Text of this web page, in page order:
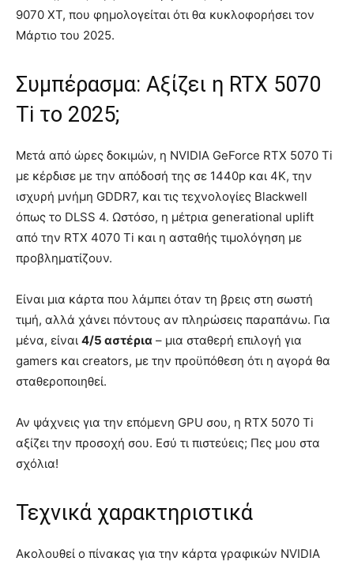
9070 XT, που φημολογείται ότι θα κυκλοφορήσει τον
Μάρτιο του 2025.
Συμπέρασμα: Αξίζει η RTX 5070
Ti το 2025;
Μετά από ώρες δοκιμών, η NVIDIA GeForce RTX 5070 Ti
με κέρδισε με την απόδοσή της σε 1440p και 4K, την
ισχυρή μνήμη GDDR7, και τις τεχνολογίες Blackwell
όπως το DLSS 4. Ωστόσο, η μέτρια generational uplift
από την RTX 4070 Ti και η ασταθής τιμολόγηση με
προβληματίζουν.
Είναι μια κάρτα που λάμπει όταν τη βρεις στη σωστή
τιμή, αλλά χάνει πόντους αν πληρώσεις παραπάνω. Για
μένα, είναι 4/5 αστέρια – μια σταθερή επιλογή για
gamers και creators, με την προϋπόθεση ότι η αγορά θα
σταθεροποιηθεί.
Αν ψάχνεις για την επόμενη GPU σου, η RTX 5070 Ti
αξίζει την προσοχή σου. Εσύ τι πιστεύεις; Πες μου στα
σχόλια!
Τεχνικά χαρακτηριστικά
Ακολουθεί ο πίνακας για την κάρτα γραφικών NVIDIA